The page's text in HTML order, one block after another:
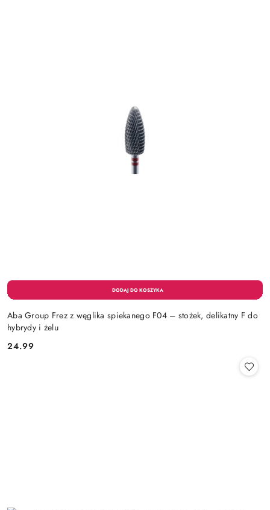
Aba Group Frez z węglika spiekanego F04 – stożek, delikatny F do
hybrydy i żelu
Cena:
24.99